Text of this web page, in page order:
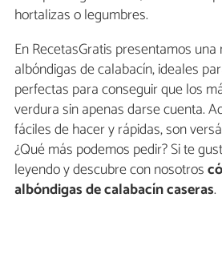
hortalizas o legumbres.
En RecetasGratis presentamos
albóndigas de calabacín, ideales
perfectas para conseguir que los
verdura sin apenas darse cuenta.
fáciles de hacer y rápidas, son
¿Qué más podemos pedir? Si te
leyendo y descubre con nosotros
albóndigas de calabacín caseras.